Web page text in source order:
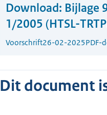
Download: Bijlage
1/2005 (HTSL-
Voorschrift26-02-2025PDF-
Dit document